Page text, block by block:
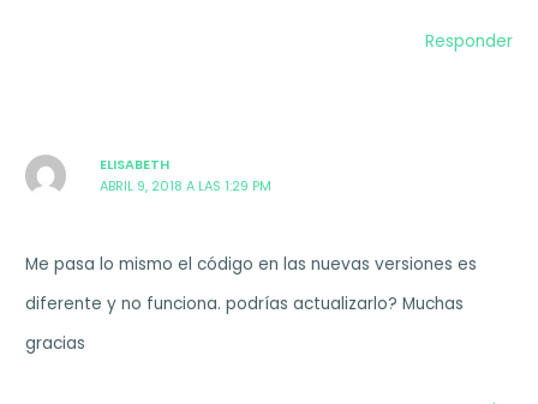
Responder
ELISABETH
ABRIL 9, 2018 A LAS 1:29 PM
Me pasa lo mismo el código en las nuevas versiones es
diferente y no funciona. podrías actualizarlo? Muchas
gracias